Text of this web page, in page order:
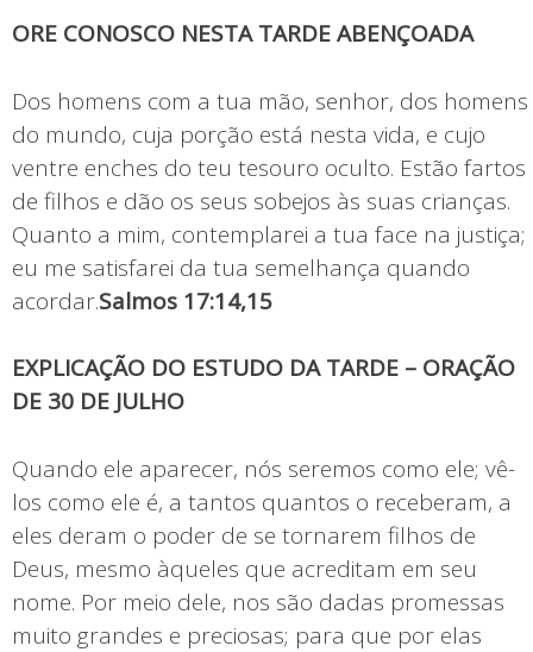
ORE CONOSCO NESTA TARDE ABENÇOADA
Dos homens com a tua mão, senhor, dos homens
do mundo, cuja porção está nesta vida, e cujo
ventre enches do teu tesouro oculto. Estão fartos
de filhos e dão os seus sobejos às suas crianças.
Quanto a mim, contemplarei a tua face na justiça;
eu me satisfarei da tua semelhança quando
acordar.Salmos 17:14,15
EXPLICAÇÃO DO ESTUDO DA TARDE – ORAÇÃO
DE 30 DE JULHO
Quando ele aparecer, nós seremos como ele; vê-
los como ele é, a tantos quantos o receberam, a
eles deram o poder de se tornarem filhos de
Deus, mesmo àqueles que acreditam em seu
nome. Por meio dele, nos são dadas promessas
muito grandes e preciosas; para que por elas